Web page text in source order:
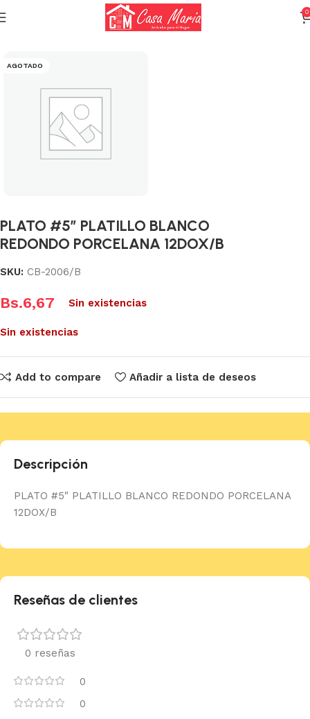
0
Varios (Menaje)
AGOTADO
PLATO #5″ PLATILLO BLANCO
REDONDO PORCELANA 12DOX/B
SKU: CB-2006/B
Bs.6,67 Sin existencias
Sin existencias
Add to compare Añadir a lista de deseos
Descripción
PLATO #5″ PLATILLO BLANCO REDONDO PORCELANA
12DOX/B
Reseñas de clientes
0 reseñas
0
0